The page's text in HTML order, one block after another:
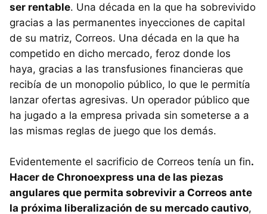
ser rentable. Una década en la que ha sobrevivido
gracias a las permanentes inyecciones de capital
de su matriz, Correos. Una década en la que ha
competido en dicho mercado, feroz donde los
haya, gracias a las transfusiones financieras que
recibía de un monopolio público, lo que le permitía
lanzar ofertas agresivas. Un operador público que
ha jugado a la empresa privada sin someterse a a
las mismas reglas de juego que los demás.
Evidentemente el sacrificio de Correos tenía un fin.
Hacer de Chronoexpress una de las piezas
angulares que permita sobrevivir a Correos ante
la próxima liberalización de su mercado cautivo,